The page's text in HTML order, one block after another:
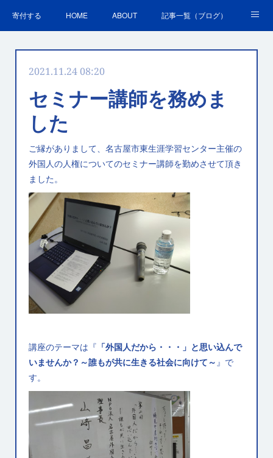
寄付する HOME ABOUT 記事一覧（ブログ）
ＳＤＧｓの取組 お問合せ
2021.11.24 08:20
セミナー講師を務めま
した
ご縁がありまして、名古屋市東生涯学習センター主催の
外国人の人権についてのセミナー講師を勤めさせて頂き
ました。
講座のテーマは『 「外国人だから・・・」と思い込んで
いませんか？～誰もが共に生きる社会に向けて～ 』で
す。